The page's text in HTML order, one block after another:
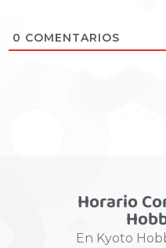
0 COMENTARIOS
Horario
En Kyoto